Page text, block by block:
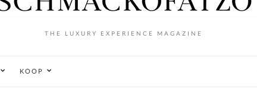
THE LUXURY EXPERIENCE MAGAZINE
KOOP